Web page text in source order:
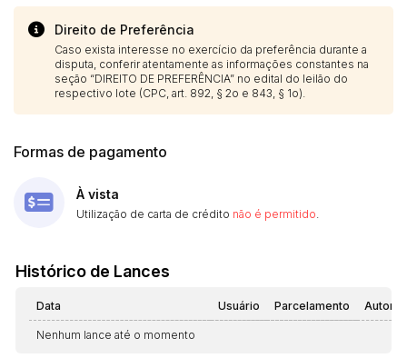
Direito de Preferência
Caso exista interesse no exercício da preferência durante a
disputa, conferir atentamente as informações constantes na
seção “DIREITO DE PREFERÊNCIA” no edital do leilão do
respectivo lote (CPC, art. 892, § 2o e 843, § 1o).
Formas de pagamento
À vista
Utilização de carta de crédito não é permitido
Histórico de Lances
Data Usuário Parcelamento
Nenhum lance até o momento